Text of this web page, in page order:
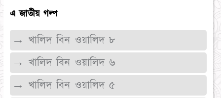
এ জাতীয় গল্প
→ খালিদ বিন ওয়ালিদ ৮
→ খালিদ বিন ওয়ালিদ ৬
→ খালিদ বিন ওয়ালিদ ৫